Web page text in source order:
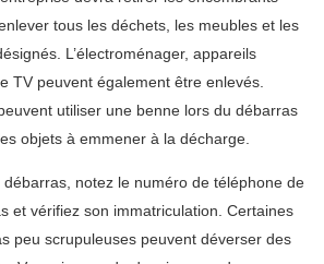
tous les déchets, les meubles et les
L’électroménager, appareils
TV peuvent également être enlevés.
utiliser une benne lors du débarras
objets à emmener à la décharge.
débarras, notez le numéro de téléphone de
et vérifiez son immatriculation. Certaines
peu scrupuleuses peuvent déverser des